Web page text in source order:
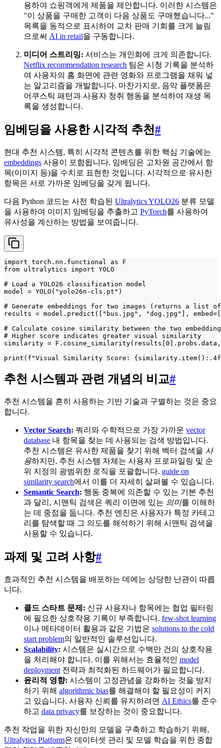
용하여 쇼핑객에게 제품을 제안합니다. 이러한 시스템은
"이 상품을 구매한 고객이 다음 상품도 구매했습니다..."
목록을 동적으로 표시하여 교차 판매 기회를 크게 늘림
으로써 AI in retail을 구동합니다.
미디어 스트리밍: 서비스는 개인화에 크게 의존합니다.
Netflix recommendation research 팀은 시청 기록을 분석하
여 사용자의 홈 화면에 관련 영화와 프로그램을 채워 넣
는 알고리즘을 개발합니다. 마찬가지로, 음악 플랫폼은
어쿠스틱 패턴과 사용자 청취 행동을 분석하여 재생 목
록을 생성합니다.
임베딩을 사용한 시각적 추천#
현대 추천 시스템, 특히 시각적 콘텐츠를 위한 핵심 기술에는
embeddings 사용이 포함됩니다. 임베딩은 고차원 공간에서 항
목(이미지 등)을 수치로 표현한 것입니다. 시각적으로 유사한
항목은 서로 가까운 임베딩을 갖게 됩니다.
다음 Python 코드는 사전 학습된 Ultralytics YOLO26 분류 모델
을 사용하여 이미지 임베딩을 추출하고 PyTorch를 사용하여
유사성을 계산하는 방법을 보여줍니다.
import torch.nn.functional as F
from ultralytics import YOLO
# Load a YOLO26 classification model
model = YOLO("yolo26n-cls.pt")
# Generate embeddings for two images (returns a list
results = model.predict(["bus.jpg", "dog.jpg"],
# Calculate cosine similarity between the two
# Higher score indicates greater visual similarity
similarity =
print(f"Visual Similarity Score:
추천 시스템과 관련 개념의 비교#
추천 시스템을 흔히 사용하는 기반 기술과 구별하는 것은 중요
합니다.
Vector Search: 쿼리와 수학적으로 가장 가까운 vector
database 내 항목을 찾는 데 사용되는 검색 방법입니다.
추천 시스템은 유사한 제품을 찾기 위해 벡터 검색을 사
용하지만, 추천 시스템 자체는 사용자 프로파일링 및 순
위 지정의 광범위한 로직을 포괄합니다. guide on
similarity search에서 이를 더 자세히 살펴볼 수 있습니다.
Semantic Search: 행동 중복에 의존할 수 있는 기본 추천
과 달리, 시맨틱 검색은 쿼리 이면에 있는 의미를 이해하
는 데 중점을 둡니다. 추천 엔진은 사용자가 특정 카테고
리를 탐색할 때 그 의도를 해석하기 위해 시맨틱 검색을
사용할 수 있습니다.
과제 및 고려 사항#
효과적인 추천 시스템을 배포하는 데에는 상당한 난관이 따릅
니다.
콜드 스타트 문제: 신규 사용자나 항목에는 협업 필터링
에 필요한 상호작용 기록이 부족합니다. few-shot learning
이나 메타데이터 활용과 같은 기법은 solutions to the cold
start problem의 일반적인 솔루션입니다.
Scalability: 시스템은 실시간으로 수백만 건의 상호작용
을 처리해야 합니다. 이를 위해서는 효율적인 model
deployment 전략과 최적화된 하드웨어가 필요합니다.
윤리적 영향: 시스템이 고정관념을 강화하는 것을 방지
하기 위해 algorithmic bias를 해결해야 할 필요성이 커지
고 있습니다. 사용자 신뢰를 유지하려면 AI Ethics를 준수
하고 data privacy를 보장하는 것이 중요합니다.
추천 작업을 위한 자신만의 모델을 구축하고 학습하기 위해,
Ultralytics Platform은 데이터셋 관리 및 모델 학습을 위한 종합